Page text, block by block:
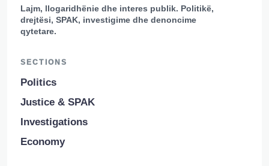
Lajm, llogaridhënie dhe interes publik. Politikë,
drejtësi, SPAK, investigime dhe denoncime
qytetare.
SECTIONS
Politics
Justice & SPAK
Investigations
Economy